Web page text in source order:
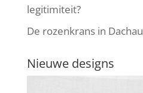
legitimiteit?
De rozenkrans in Dachau
Nieuwe designs